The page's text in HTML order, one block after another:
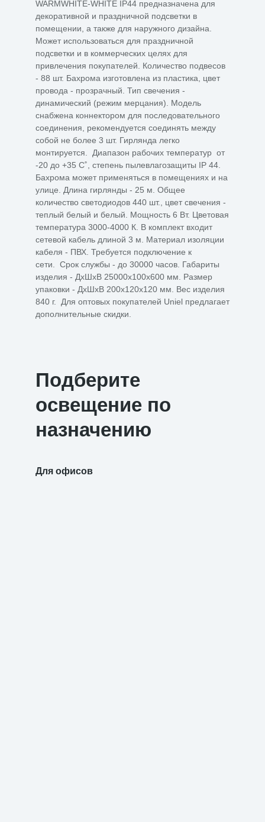
WARMWHITE-WHITE IP44 предназначена для
декоративной и праздничной подсветки в
помещении, а также для наружного дизайна.
Может использоваться для праздничной
подсветки и в коммерческих целях для
привлечения покупателей. Количество подвесов
- 88 шт. Бахрома изготовлена из пластика, цвет
провода - прозрачный. Тип свечения -
динамический (режим мерцания). Модель
снабжена коннектором для последовательного
соединения, рекомендуется соединять между
собой не более 3 шт. Гирлянда легко
монтируется. Диапазон рабочих температур от
-20 до +35 С˚, степень пылевлагозащиты IP 44.
Бахрома может применяться в помещениях и на
улице. Длина гирлянды - 25 м. Общее
количество светодиодов 440 шт., цвет свечения -
теплый белый и белый. Мощность 6 Вт. Цветовая
температура 3000-4000 К. В комплект входит
сетевой кабель длиной 3 м. Материал изоляции
кабеля - ПВХ. Требуется подключение к
сети. Срок службы - до 30000 часов. Габариты
изделия - ДхШхВ 25000х100х600 мм. Размер
упаковки - ДхШхВ 200х120х120 мм. Вес изделия
840 г. Для оптовых покупателей Uniel предлагает
дополнительные скидки.
Подберите
освещение по
назначению
Для офисов